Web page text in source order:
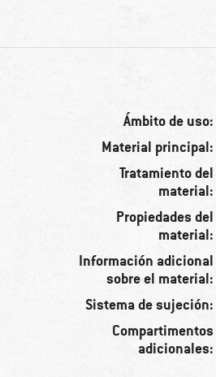
Ámbito de uso:
Material principal:
Tratamiento del
material:
Propiedades del
material:
Información adicional
sobre el material:
Sistema de sujeción:
Compartimentos
adicionales: